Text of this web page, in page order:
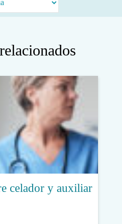
celador y auxiliar